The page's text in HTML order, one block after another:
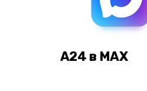
А24 в MAX